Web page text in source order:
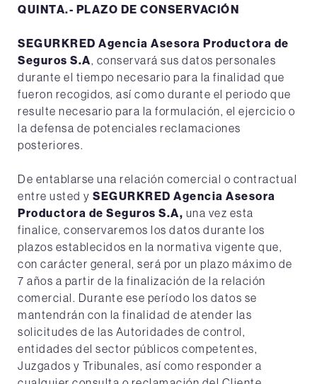
QUINTA.- PLAZO DE CONSERVACIÓN
SEGURKRED Agencia Asesora Productora de
Seguros S.A, conservará sus datos personales
durante el tiempo necesario para la finalidad que
fueron recogidos, así como durante el periodo que
resulte necesario para la formulación, el ejercicio o
la defensa de potenciales reclamaciones
posteriores.
De entablarse una relación comercial o contractual
entre usted y SEGURKRED Agencia Asesora
Productora de Seguros S.A, una vez esta
finalice, conservaremos los datos durante los
plazos establecidos en la normativa vigente que,
con carácter general, será por un plazo máximo de
7 años a partir de la finalización de la relación
comercial. Durante ese período los datos se
mantendrán con la finalidad de atender las
solicitudes de las Autoridades de control,
entidades del sector públicos competentes,
Juzgados y Tribunales, así como responder a